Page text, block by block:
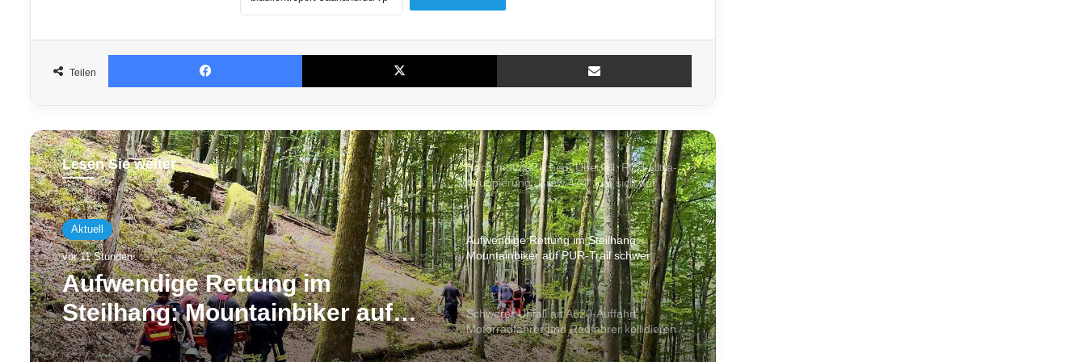
Teilen
Facebook X
Lesen Sie weiter
Aktuell
vor 11 Stunden
Aufwendige Rettung im
Steilhang: Mountainbiker auf
PUR-Trail schwer gestürzt
Saarbrücker Wohnhaus
Nach mutmaßlichem Überfall: FCH-Ultra-
Gruppierung „Crew 424“ löst sich auf
Aufwendige Rettung im Steilhang:
Mountainbiker auf PUR-Trail schwer
gestürzt
Schwerer Unfall an A620-Auffahrt:
Motorradfahrer und Radfahrer kollidieren